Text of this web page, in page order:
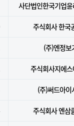
사단법인한국기업
주식회사 한국
(주)엔정보
주식회사지에
(주)써드아이
주식회사 엔삼